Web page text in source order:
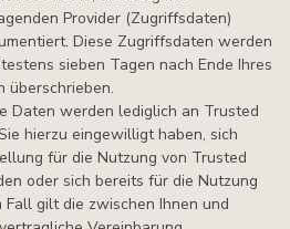
Provider (Zugriffsdaten)
Diese Zugriffsdaten werden
sieben Tagen nach Ende Ihres
überschrieben.
Daten werden lediglich an Trusted
hierzu eingewilligt haben, sich
für die Nutzung von Trusted
oder sich bereits für die Nutzung
gilt die zwischen Ihnen und